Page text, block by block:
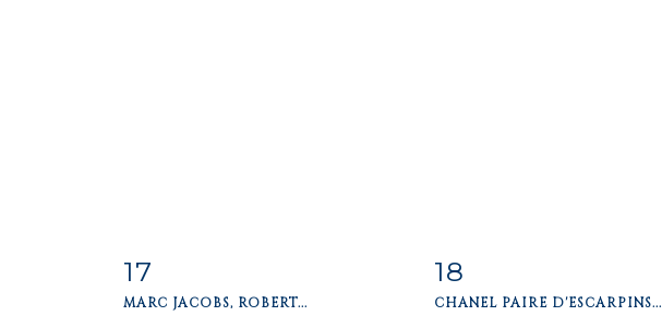
17
MARC JACOBS, ROBERT...
18
CHANEL PAIRE D'ESCARPINS...